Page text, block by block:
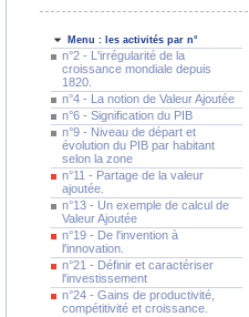
Menu : les activités par n°
n°2 - L'irrégularité de la
croissance mondiale depuis
1820.
n°4 - La notion de Valeur Ajoutée
n°6 - Signification du PIB
n°9 - Niveau de départ et
évolution du PIB par habitant
selon la zone
n°11 - Partage de la valeur
ajoutée.
n°13 - Un exemple de calcul de
Valeur Ajoutée
n°19 - De l'invention à
l'innovation.
n°21 - Définir et caractériser
l'investissement
n°24 - Gains de productivité,
compétitivité et croissance.